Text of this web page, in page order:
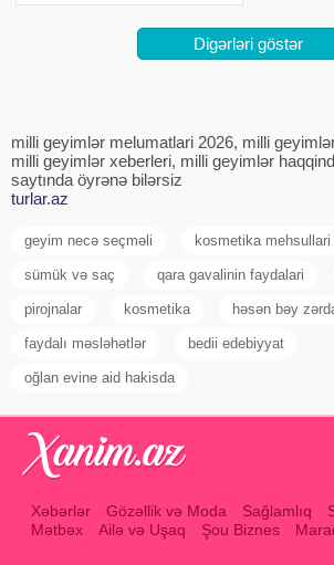
istinadən xəbər verir
ki, Akçıl, Türkiyə millisi üçün özəlDigərləri göstər
milli geyimlər melumatlari 2026, milli
milli geyimlər xeberleri, milli geyimlər
saytında öyrənə bilərsiz
turlar.az
geyim necə seçməli kosmetika mehsullari
sümük və saç qara gavalinin faydalari
pirojnalar kosmetika həsən bəy
faydalı məsləhətlər bedii edebiyyat
oğlan evine aid hakisda
Xəbərlər Gözəllik və Moda Sağlamlıq
Mətbəx
Ailə və Uşaq Şou Biznes